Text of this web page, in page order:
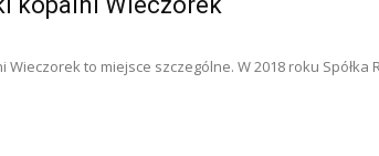
to miejsce szczególne. W 2018 roku Spółka